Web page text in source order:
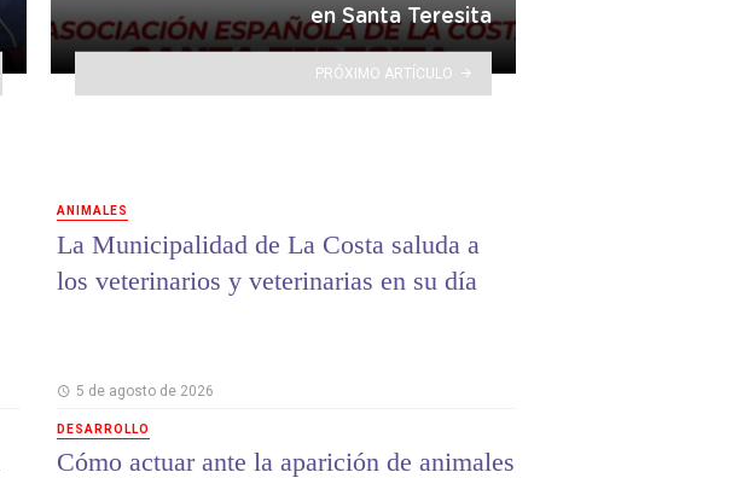
en Santa Teresita
PRÓXIMO ARTÍCULO
ANIMALES
La Municipalidad de La Costa saluda a
los veterinarios y veterinarias en su día
5 de agosto de 2026
DESARROLLO
Cómo actuar ante la aparición de animales